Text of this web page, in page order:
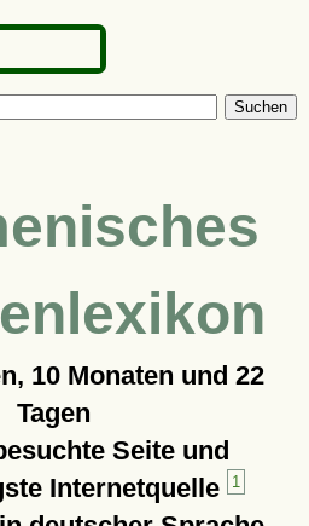
Suchen
10 Monaten und 22
Tagen
Seite und
Internetquelle
1